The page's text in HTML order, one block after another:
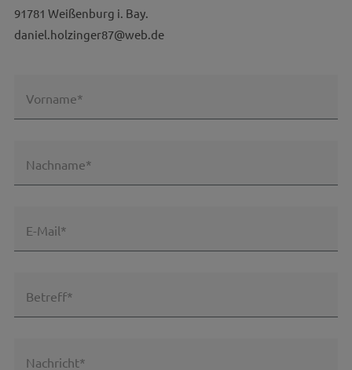
91781 Weißenburg i. Bay.
daniel.holzinger87@web.de
Vorname*
Nachname*
E-Mail*
Betreff*
Nachricht*